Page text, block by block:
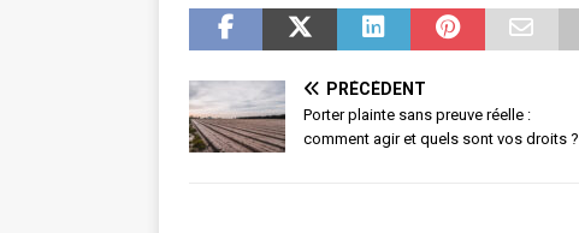
PRÉCÉDENT
Porter plainte sans preuve réelle :
comment agir et quels sont vos droits ?